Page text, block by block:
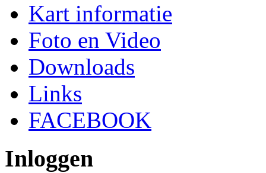
Kart informatie
Foto en Video
Downloads
Links
FACEBOOK
Inloggen